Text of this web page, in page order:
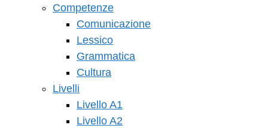
Competenze
Comunicazione
Lessico
Grammatica
Cultura
Livelli
Livello A1
Livello A2